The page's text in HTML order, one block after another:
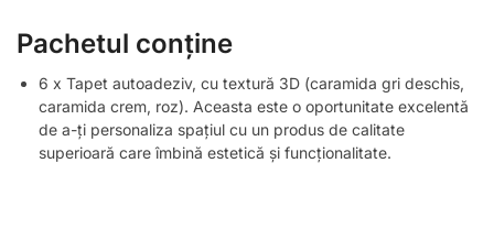
Pachetul conține
6 x Tapet autoadeziv, cu textură 3D (caramida gri deschis,
caramida crem, roz). Aceasta este o oportunitate excelentă
de a-ți personaliza spațiul cu un produs de calitate
superioară care îmbină estetică și funcționalitate.